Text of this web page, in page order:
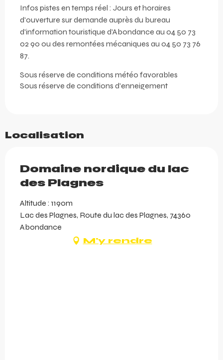
Infos pistes en temps réel : Jours et horaires
d'ouverture sur demande auprès du bureau
d'information touristique d'Abondance au 04 50 73
02 90 ou des remontées mécaniques au 04 50 73 76
87.
Sous réserve de conditions météo favorables
Sous réserve de conditions d'enneigement
Localisation
Domaine nordique du lac
des Plagnes
Altitude : 1190m
Lac des Plagnes, Route du lac des Plagnes, 74360
Abondance
M'y rendre